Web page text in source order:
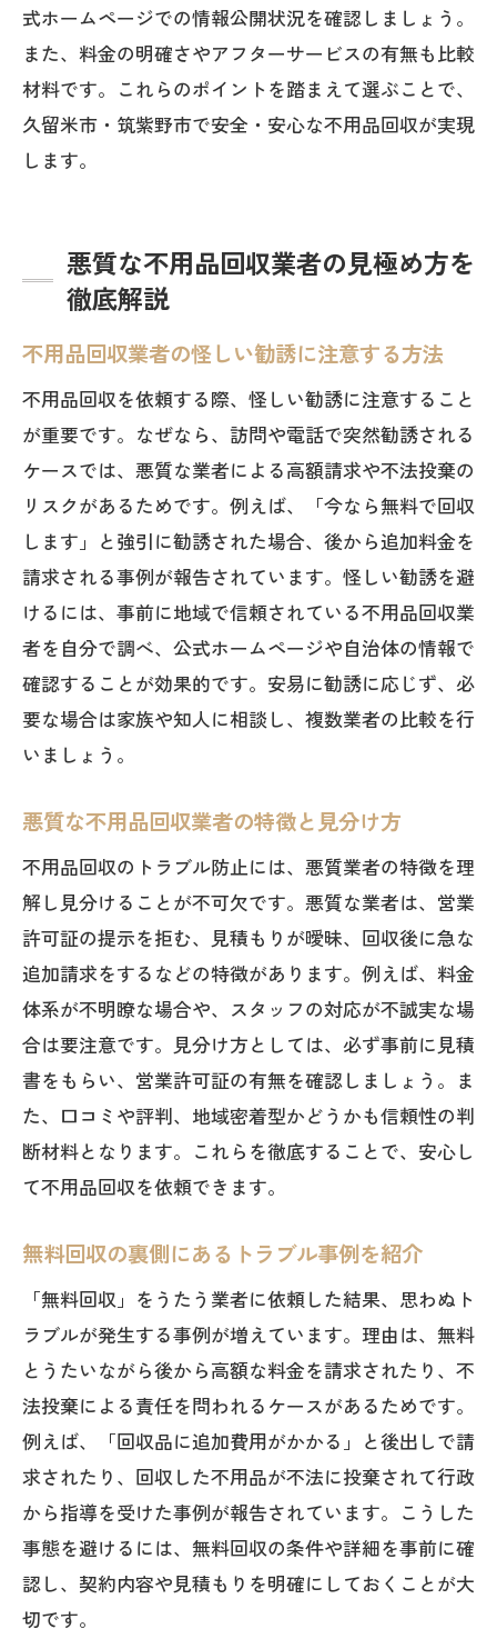
式ホームページでの情報公開状況を確認しましょう。
また、料金の明確さやアフターサービスの有無も比較
材料です。これらのポイントを踏まえて選ぶことで、
久留米市・筑紫野市で安全・安心な不用品回収が実現
します。
悪質な不用品回収業者の見極め方を
徹底解説
不用品回収業者の怪しい勧誘に注意する方法
不用品回収を依頼する際、怪しい勧誘に注意すること
が重要です。なぜなら、訪問や電話で突然勧誘される
ケースでは、悪質な業者による高額請求や不法投棄の
リスクがあるためです。例えば、「今なら無料で回収
します」と強引に勧誘された場合、後から追加料金を
請求される事例が報告されています。怪しい勧誘を避
けるには、事前に地域で信頼されている不用品回収業
者を自分で調べ、公式ホームページや自治体の情報で
確認することが効果的です。安易に勧誘に応じず、必
要な場合は家族や知人に相談し、複数業者の比較を行
いましょう。
悪質な不用品回収業者の特徴と見分け方
不用品回収のトラブル防止には、悪質業者の特徴を理
解し見分けることが不可欠です。悪質な業者は、営業
許可証の提示を拒む、見積もりが曖昧、回収後に急な
追加請求をするなどの特徴があります。例えば、料金
体系が不明瞭な場合や、スタッフの対応が不誠実な場
合は要注意です。見分け方としては、必ず事前に見積
書をもらい、営業許可証の有無を確認しましょう。ま
た、口コミや評判、地域密着型かどうかも信頼性の判
断材料となります。これらを徹底することで、安心し
て不用品回収を依頼できます。
無料回収の裏側にあるトラブル事例を紹介
「無料回収」をうたう業者に依頼した結果、思わぬト
ラブルが発生する事例が増えています。理由は、無料
とうたいながら後から高額な料金を請求されたり、不
法投棄による責任を問われるケースがあるためです。
例えば、「回収品に追加費用がかかる」と後出しで請
求されたり、回収した不用品が不法に投棄されて行政
から指導を受けた事例が報告されています。こうした
事態を避けるには、無料回収の条件や詳細を事前に確
認し、契約内容や見積もりを明確にしておくことが大
切です。